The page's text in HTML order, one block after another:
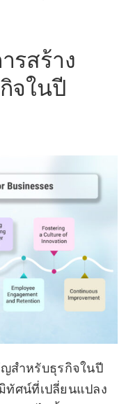
รสร้าง
จในปี
สำหรับธุรกิจในปี
ทัศน์ที่เปลี่ยนแปลง